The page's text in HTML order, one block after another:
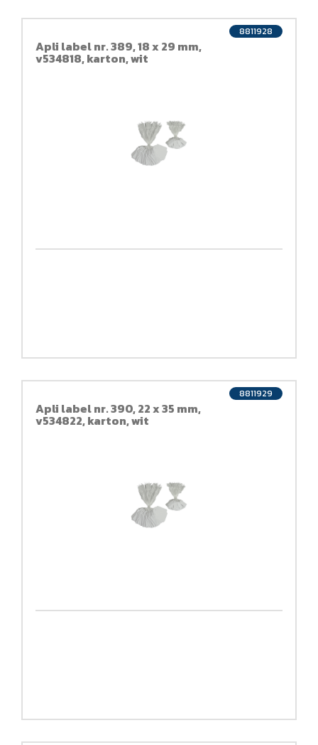
Apli label nr. 389, 18 x 29 mm,
v534818, karton, wit
8811928
Apli label nr. 390, 22 x 35 mm,
v534822, karton, wit
8811929